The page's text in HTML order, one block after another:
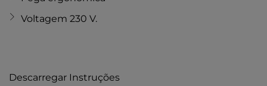
Voltagem 230 V.
Descarregar Instruções